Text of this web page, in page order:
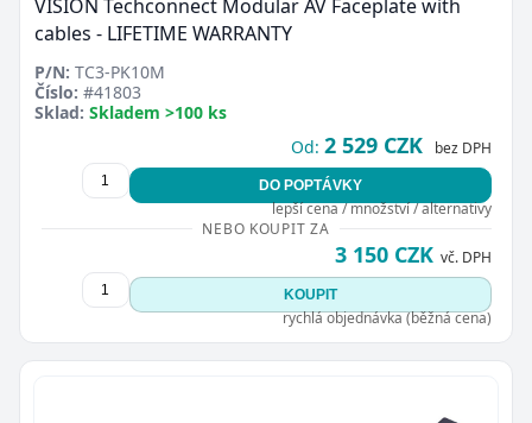
VISION Techconnect Modular AV Faceplate with
cables - LIFETIME WARRANTY
P/N: TC3-PK10M
Číslo: #41803
Sklad: Skladem >100 ks
Od: 2 529 CZK bez DPH
DO POPTÁVKY
lepší cena / množství / alternativy
NEBO KOUPIT ZA
3 150 CZK vč. DPH
KOUPIT
rychlá objednávka (běžná cena)